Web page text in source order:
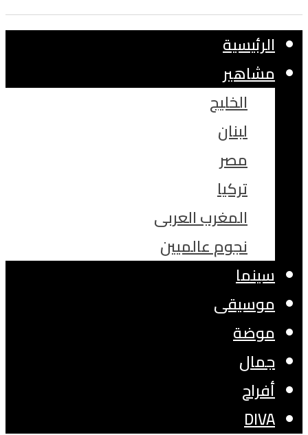
الرئيسية
مشاهير
الخليج
لبنان
مصر
تركيا
المغرب العربى
نجوم عالميين
سينما
موسيقى
موضة
جمال
أفراح
DIVA